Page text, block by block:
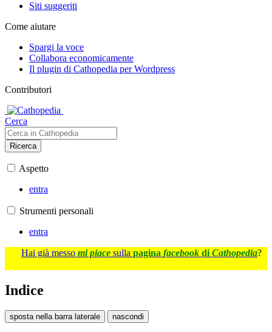
Siti suggeriti
Come aiutare
Spargi la voce
Collabora economicamente
Il plugin di Cathopedia per Wordpress
Contributori
Cerca
Ricerca
Aspetto
entra
Strumenti personali
entra
Hai già messo mi piace sulla pagina facebook di Cathopedia?
Indice
sposta nella barra laterale nascondi